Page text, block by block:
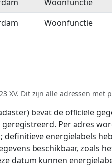
Woonfunctie
Woonfunctie
XV. Dit zijn alle adressen met
bevat de officiële
Per adres
energielabels
beschikbaar, zoals
datum kunnen